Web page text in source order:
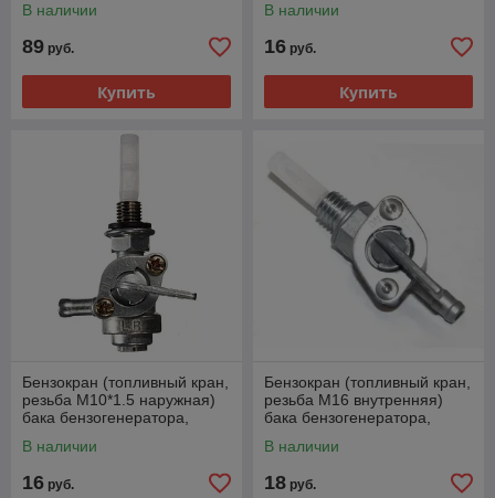
В наличии
89 руб.
Купить
В наличии
16 руб.
Купить
Бензокран (топливный кран,
резьба M10*1.5 наружная)
бака бензогенератора,
В наличии
16 руб.
Бензокран (топливный кран,
резьба M16 внутренняя)
бака бензогенератора,
В наличии
18 руб.